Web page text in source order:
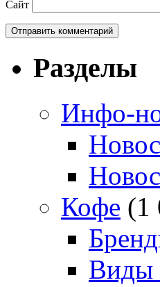
Сайт
Разделы
Инфо-
Кофе (1
Виды